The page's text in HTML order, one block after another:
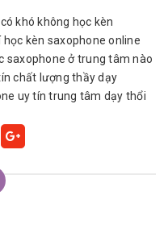
khó không học kèn
học kèn saxophone online
saxophone ở trung tâm nào
chất lượng thầy dạy
uy tín trung tâm dạy thổi